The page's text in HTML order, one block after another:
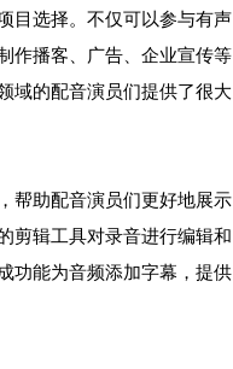
目选择。不仅可以参与有声
作播客、广告、企业宣传等
域的配音演员们提供了很大
帮助配音演员们更好地展示
剪辑工具对录音进行编辑和
功能为音频添加字幕，提供